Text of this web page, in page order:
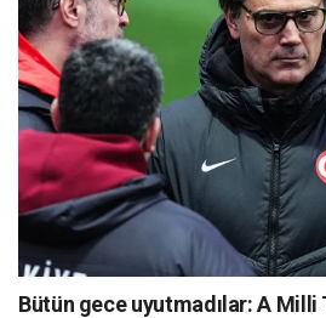
Bütün gece uyutmadılar: A Milli